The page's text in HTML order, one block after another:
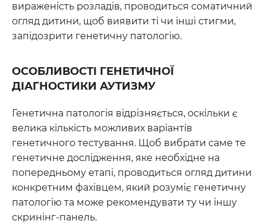
вираженість розладів, проводиться соматичний
огляд дитини, щоб виявити ті чи інші стигми,
запідозрити генетичну патологію.
ОСОБЛИВОСТІ ГЕНЕТИЧНОЇ
ДІАГНОСТИКИ АУТИЗМУ
Генетична патологія відрізняється, оскільки є
велика кількість можливих варіантів
генетичного тестування. Щоб вибрати саме те
генетичне дослідження, яке необхідне на
попередньому етапі, проводиться огляд дитини
конкретним фахівцем, який розуміє генетичну
патологію та може рекомендувати ту чи іншу
скринінг-панель.